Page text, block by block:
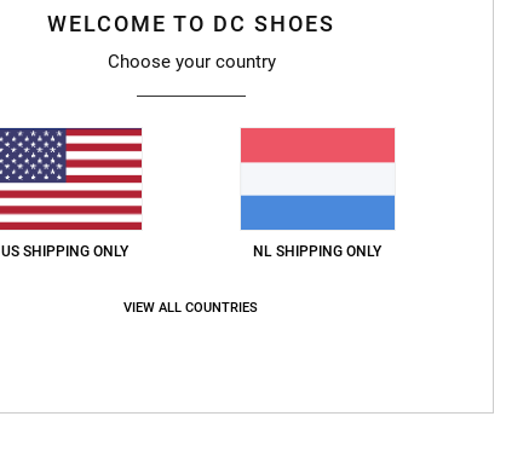
€ 35,00 63%
€ 13,12
SALE ON SALE 25% EXTRA
WELCOME TO DC SHOES
Choose your country
US SHIPPING ONLY NL SHIPPING ONLY
VIEW ALL COUNTRIES